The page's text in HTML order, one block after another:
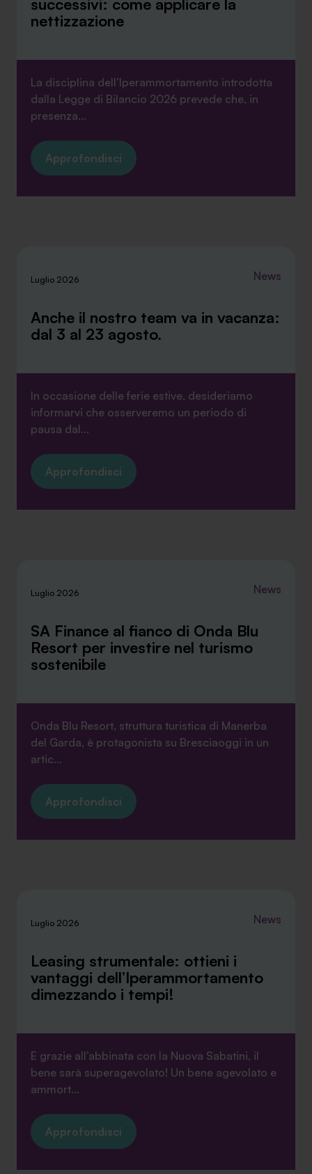
successivi: come applicare la
nettizzazione
La disciplina dell’Iperammortamento introdotta
dalla Legge di Bilancio 2026 prevede che, in
presenza...
Approfondisci
Luglio 2026 News
Anche il nostro team va in vacanza:
dal 3 al 23 agosto.
In occasione delle ferie estive, desideriamo
informarvi che osserveremo un periodo di
pausa dal...
Approfondisci
Luglio 2026 News
SA Finance al fianco di Onda Blu
Resort per investire nel turismo
sostenibile
Onda Blu Resort, struttura turistica di Manerba
del Garda, è protagonista su Bresciaoggi in un
artic...
Approfondisci
Luglio 2026 News
Leasing strumentale: ottieni i
vantaggi dell’Iperammortamento
dimezzando i tempi!
E grazie all’abbinata con la Nuova Sabatini, il
bene sarà superagevolato! Un bene agevolato e
ammort...
Approfondisci